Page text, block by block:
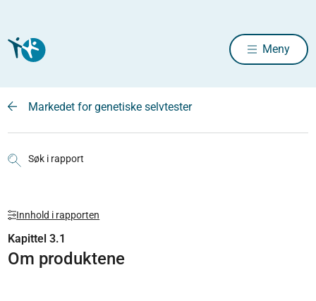
Meny
Markedet for genetiske selvtester
Søk i rapport
Innhold i rapporten
Kapittel 3.1
Om produktene